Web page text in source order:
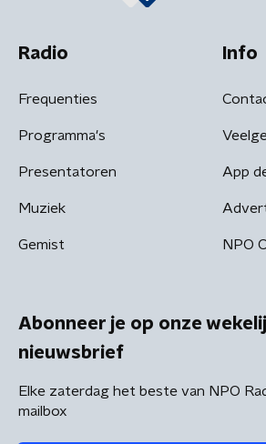
Radio
Frequenties
Programma's
Presentatoren
Muziek
Gemist
Info
App
NPO
Abonneer je op onze
nieuwsbrief
Elke zaterdag het beste van NPO
mailbox